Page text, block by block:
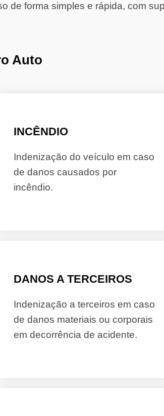
de forma simples e rápida, com
Auto
INCÊNDIO
Indenização do veículo em caso
de danos causados por
incêndio.
DANOS A TERCEIROS
Indenização a terceiros em caso
de danos materiais ou corporais
em decorrência de acidente.